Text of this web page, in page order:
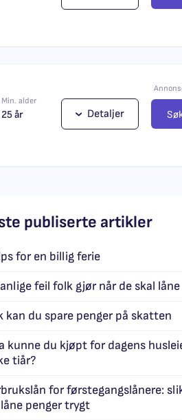
Min. alder
25 år Detaljer
publiserte artikler
for en billig ferie
feil folk gjør når de skal låne
kan du spare penger på skatten
kunne du kjøpt for dagens
tiår?
for førstegangslånere:
penger trygt